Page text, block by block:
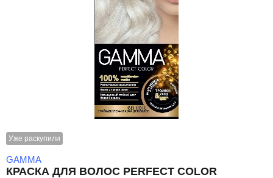
Уже раскупили
GAMMA
КРАСКА ДЛЯ ВОЛОС PERFECT COLOR